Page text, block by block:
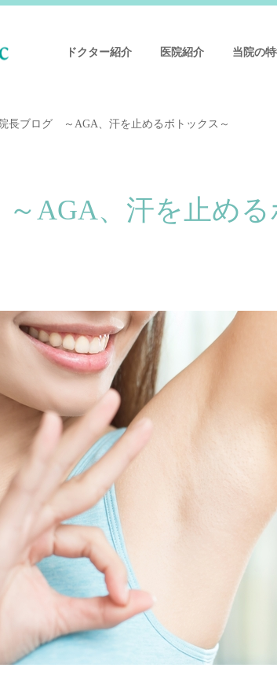
ドクター紹介 医院紹介 当院の
院長ブログ ～AGA、汗を止めるボトックス～
AGA、汗を止める